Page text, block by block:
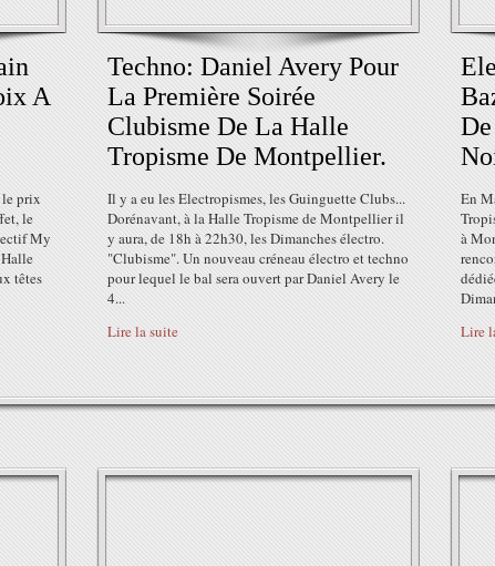
A
le prix
le
My
têtes
Techno: Daniel Avery Pour
La Première Soirée
Clubisme De La Halle
Tropisme De Montpellier.
Il y a eu les Electropismes, les Guinguette Clubs...
Dorénavant, à la Halle Tropisme de Montpellier il
y aura, de 18h à 22h30, les Dimanches électro.
"Clubisme". Un nouveau créneau électro et techno
pour lequel le bal sera ouvert par Daniel Avery le
4...
Lire la suite
En
à
Lire